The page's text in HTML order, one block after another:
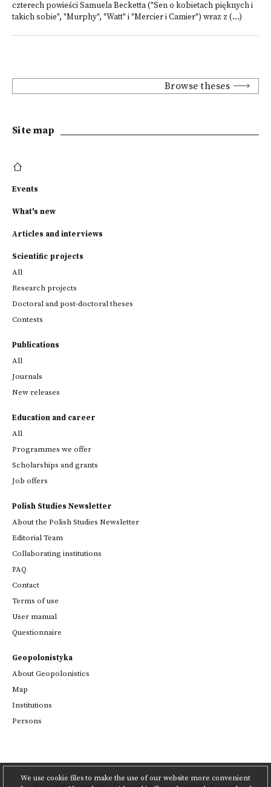
czterech powieści Samuela Becketta ("Sen o kobietach pięknych i
takich sobie", "Murphy", "Watt" i "Mercier i Camier") wraz z (...)
Browse theses
We use cookie files to make the use of our website more convenient
Site map
Events
What's new
Articles and interviews
Scientific projects
All
Research projects
Doctoral and post-doctoral theses
Contests
Publications
All
Journals
New releases
Education and career
All
Programmes we offer
Scholarships and grants
Job offers
Polish Studies Newsletter
About the Polish Studies Newsletter
Editorial Team
Collaborating institutions
FAQ
Contact
Terms of use
User manual
Questionnaire
Geopolonistyka
About Geopolonistics
Map
Institutions
Persons